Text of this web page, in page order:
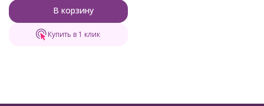
В корзину
Купить в 1 клик